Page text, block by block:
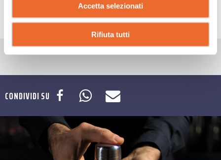
Accetta selezionati
Rifiuta tutti
CONSIGLI
CONDIVIDI SU